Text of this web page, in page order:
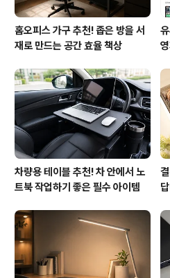
홈오피스 가구 추천! 좁은 방을 서
재로 만드는 공간 효율 책상
차량용 테이블 추천! 차 안에서 노
트북 작업하기 좋은 필수 아이템